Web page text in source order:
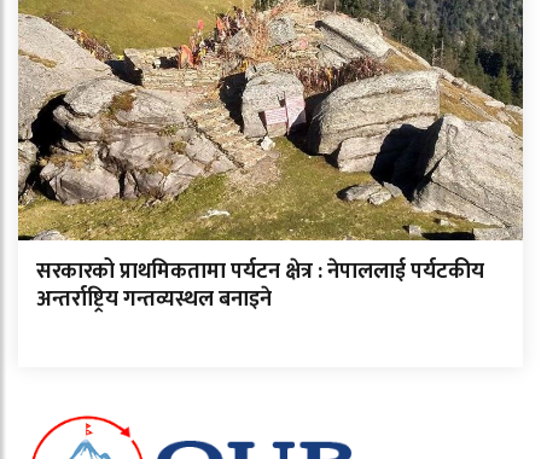
सरकारको प्राथमिकतामा पर्यटन क्षेत्र : नेपाललाई पर्यटकीय
अन्तर्राष्ट्रिय गन्तव्यस्थल बनाइने